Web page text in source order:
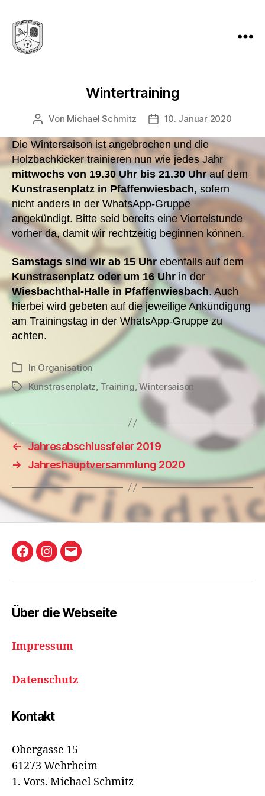
Leidenschaft
seit
1982
Wintertraining
Beitragsautor
Von Michael Schmitz Veröffentlichungsdatum
10. Januar 2020
Die Wintersaison ist angebrochen und die
Holzbachkicker trainieren nun wie jedes Jahr
mittwochs von 19.30 Uhr bis 21.30 Uhrauf dem
Kunstrasenplatz in Pfaffenwiesbach, sofern
nicht anders in der WhatsApp-Gruppe
angekündigt. Bitte seid bereits eine Viertelstunde
vorher da, damit wir rechtzeitig beginnen können.
Samstags sind wir ab 15 Uhr ebenfalls auf dem
Kunstrasenplatz oder um 16 Uhr in der
Wiesbachthal-Halle in Pfaffenwiesbach. Auch
hierbei wird gebeten auf die jeweilige Ankündigung
am Trainingstag in der WhatsApp-Gruppe zu
achten.
Kategorien
In Organisation
Schlagwörter
Kunstrasenplatz Training ,Wintersaison
← Jahresabschlussfeier 2019
→
Jahreshauptversammlung 2020
Holzbachkicker
Gruppe
Instagram
E-
Über die Webseite
Impressum
Datenschutz
Kontakt
Obergasse 15
61273 Wehrheim
1. Vors. Michael Schmitz